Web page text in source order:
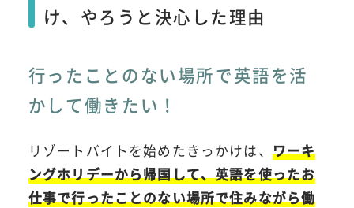
け、やろうと決心した理由
行ったことのない場所で英語を活
かして働きたい！
リゾートバイトを始めたきっかけは、 ワーキ
ングホリデーから帰国して、英語を使ったお
仕事で行ったことのない場所で住みながら働